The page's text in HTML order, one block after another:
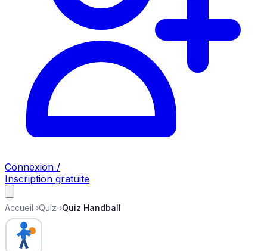
Connexion /
Inscription gratuite
Accueil ›Quiz ›Quiz Handball